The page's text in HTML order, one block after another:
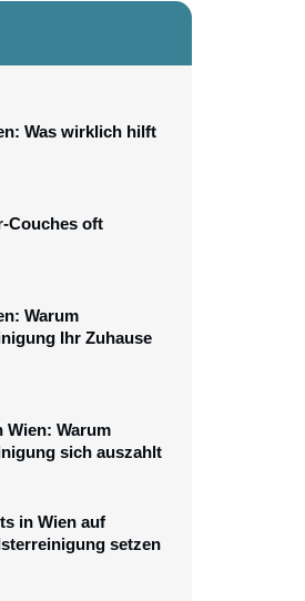
Was wirklich hilft
Couches oft
Warum
Ihr Zuhause
Wien: Warum
sich auszahlt
in Wien auf
setzen